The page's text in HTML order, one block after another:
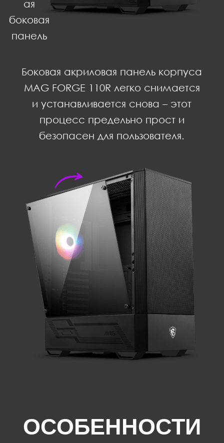
ая
боковая
панель
Боковая акриловая панель корпуса
MAG FORGE 110R легко снимается
и устанавливается снова – этот
процесс предельно прост и
безопасен для пользователя.
ОСОБЕННОСТИ